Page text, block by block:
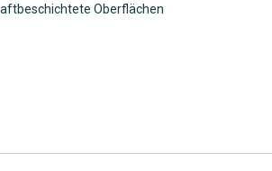
Oberflächen